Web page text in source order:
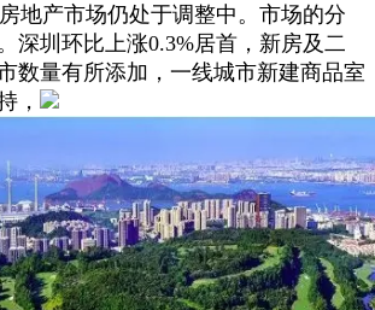
地产市场仍处于调整中。市场的分
深圳环比上涨0.3%居首，新房及二
数量有所添加，一线城市新建商品室
，